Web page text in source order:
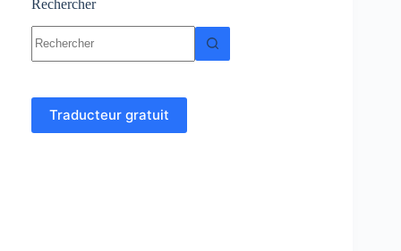
Rechercher
résultat
Traducteur gratuit